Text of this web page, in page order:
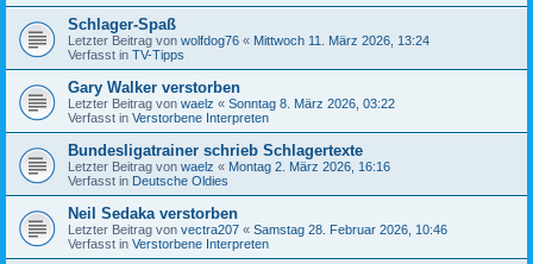
Schlager-Spaß
Letzter Beitrag von wolfdog76 « Mittwoch 11. März 2026, 13:24
Verfasst in TV-Tipps
Gary Walker verstorben
Letzter Beitrag von waelz « Sonntag 8. März 2026, 03:22
Verfasst in Verstorbene Interpreten
Bundesligatrainer schrieb Schlagertexte
Letzter Beitrag von waelz « Montag 2. März 2026, 16:16
Verfasst in Deutsche Oldies
Neil Sedaka verstorben
Letzter Beitrag von vectra207 « Samstag 28. Februar 2026, 10:46
Verfasst in Verstorbene Interpreten